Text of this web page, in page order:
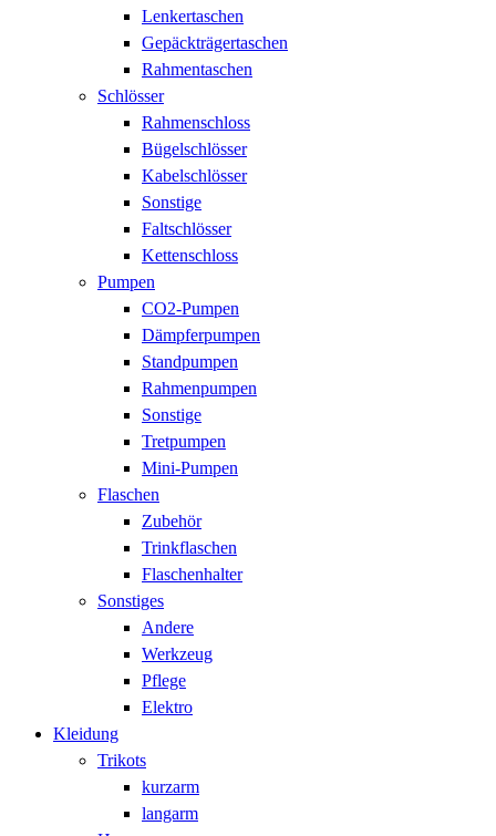
Lenkertaschen
Gepäckträgertaschen
Rahmentaschen
Schlösser
Rahmenschloss
Bügelschlösser
Kabelschlösser
Sonstige
Faltschlösser
Kettenschloss
Pumpen
CO2-Pumpen
Dämpferpumpen
Standpumpen
Rahmenpumpen
Sonstige
Tretpumpen
Mini-Pumpen
Flaschen
Zubehör
Trinkflaschen
Flaschenhalter
Sonstiges
Andere
Werkzeug
Pflege
Elektro
Kleidung
Trikots
kurzarm
langarm